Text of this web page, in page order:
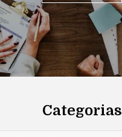
LER ARTIGO
Categorias